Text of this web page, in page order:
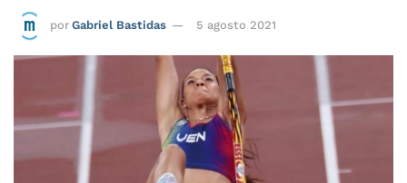
por Gabriel Bastidas 5 agosto 2021